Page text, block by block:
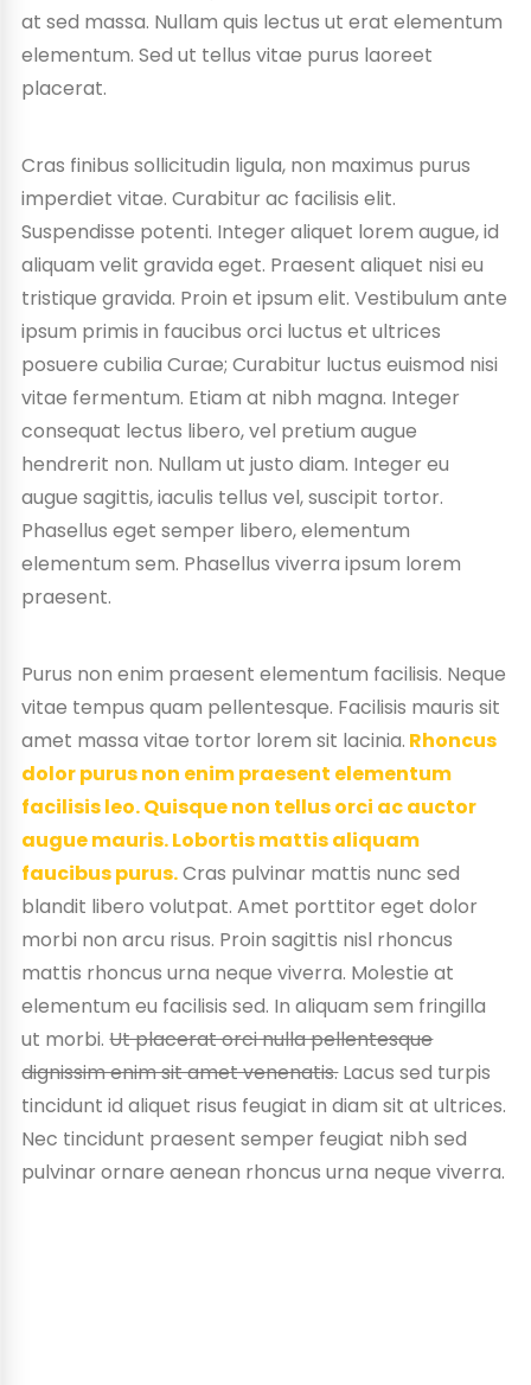
at sed massa. Nullam quis lectus ut erat elementum
elementum. Sed ut tellus vitae purus laoreet
placerat.
Cras finibus sollicitudin ligula, non maximus purus
imperdiet vitae. Curabitur ac facilisis elit.
Suspendisse potenti. Integer aliquet lorem augue, id
aliquam velit gravida eget. Praesent aliquet nisi eu
tristique gravida. Proin et ipsum elit. Vestibulum ante
ipsum primis in faucibus orci luctus et ultrices
posuere cubilia Curae; Curabitur luctus euismod nisi
vitae fermentum. Etiam at nibh magna. Integer
consequat lectus libero, vel pretium augue
hendrerit non. Nullam ut justo diam. Integer eu
augue sagittis, iaculis tellus vel, suscipit tortor.
Phasellus eget semper libero, elementum
elementum sem. Phasellus viverra ipsum lorem
praesent.
Purus non enim praesent elementum facilisis. Neque
vitae tempus quam pellentesque. Facilisis mauris sit
amet massa vitae tortor lorem sit lacinia. Rhoncus
dolor purus non enim praesent elementum
facilisis leo. Quisque non tellus orci ac auctor
augue mauris. Lobortis mattis aliquam
faucibus purus.Cras pulvinar mattis nunc sed
blandit libero volutpat. Amet porttitor eget dolor
morbi non arcu risus. Proin sagittis nisl rhoncus
mattis rhoncus urna neque viverra. Molestie at
elementum eu facilisis sed. In aliquam sem fringilla
ut morbi.Ut placerat orci nulla pellentesque
dignissim enim sit amet venenatis.Lacus sed turpis
tincidunt id aliquet risus feugiat in diam sit at ultrices.
Nec tincidunt praesent semper feugiat nibh sed
pulvinar ornare aenean rhoncus urna neque viverra.